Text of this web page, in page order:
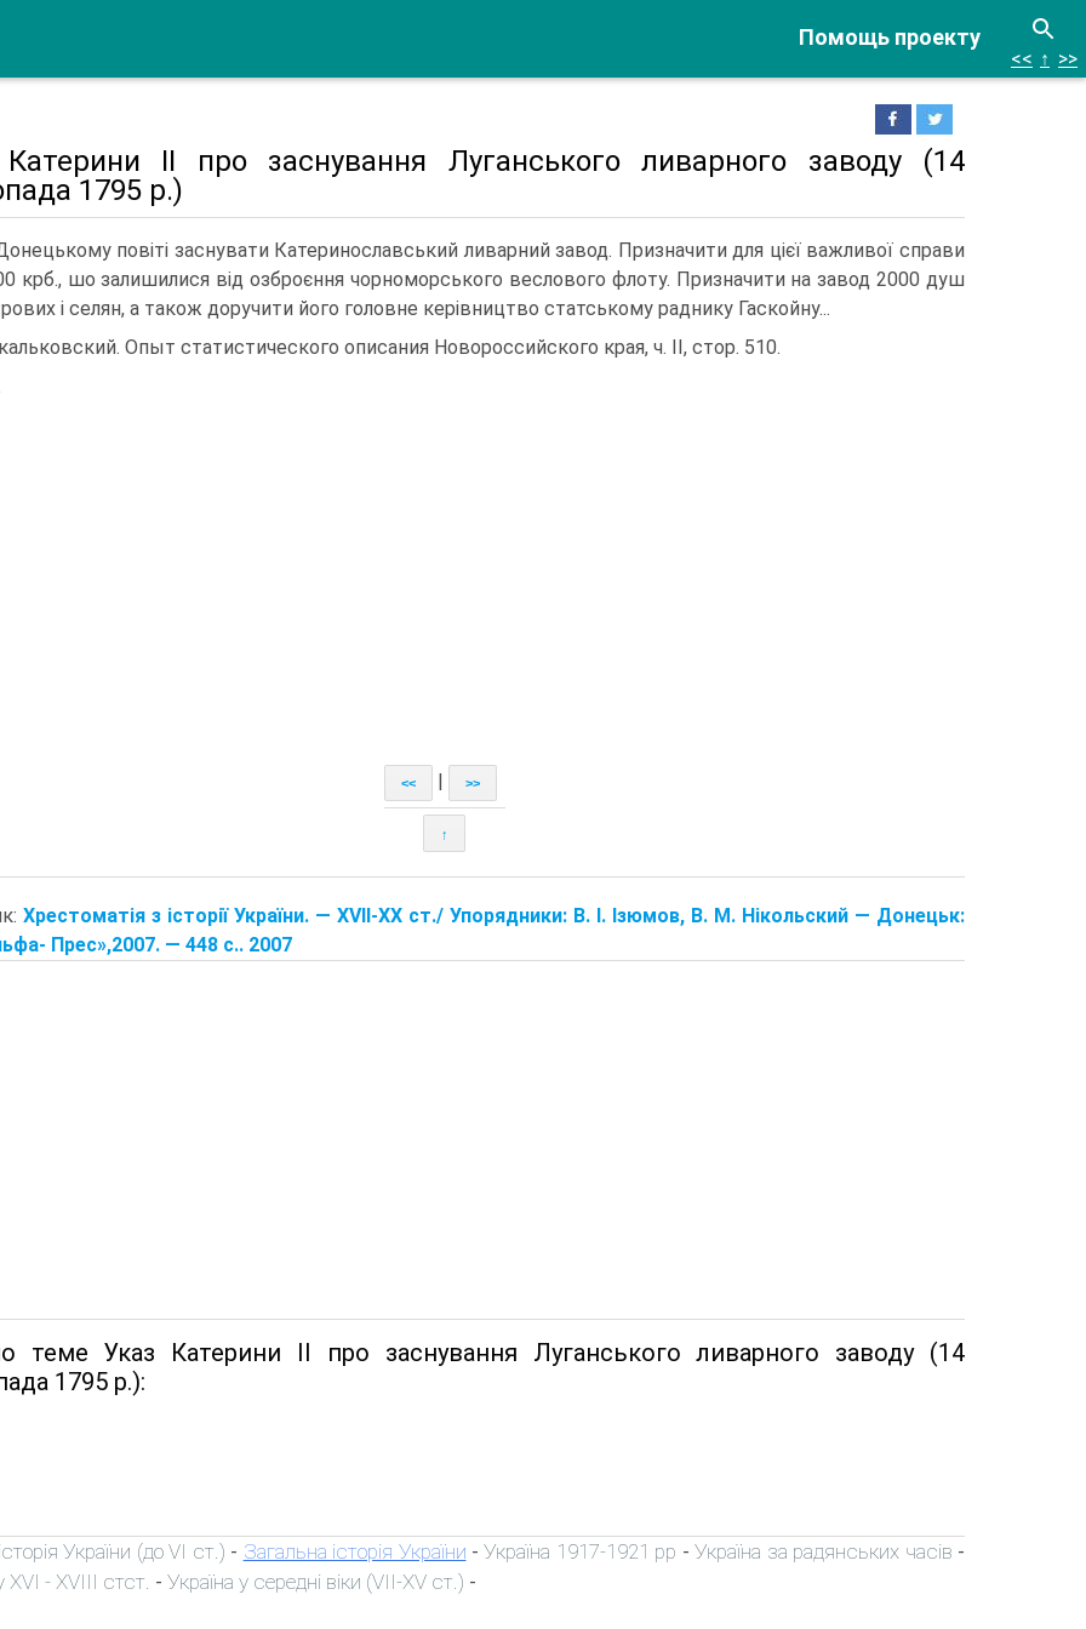
Помощь проекту
<< ↑ >>
II про заснування Луганського ливарного заводу (14
1795 р.)
повіті заснувати Катеринославський ливарний завод. Призначити для цієї важливої справи
крб., шо зали­шилися від озброєння чорноморського веслового флоту. Призначити на завод 2000 душ
і селян, а також доручити його головне керівництво статському раднику Гаскойну...
Опыт статистического описания Новороссийского края, ч. II, стор. 510.
<< >>
↑
Хрестоматія з історії України. — XVII-XX ст./ Упорядники: В. І. Ізюмов, В. М. Нікольский — Донецьк:
Прес»,2007. — 448 с.. 2007
теме Указ Катерини II про заснування Луганського ливарного заводу (14
1795 р.):
України (до VI ст.) - Загальна історія України -Україна 1917-1921 рр -Україна за радянських часів -
XVI - XVIII стст. - Україна у середні віки (VII-XV ст.) -